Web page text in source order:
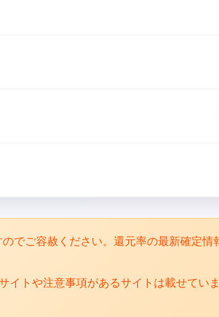
でご容赦ください。還元率の最新確定情
トや注意事項があるサイトは載せてい